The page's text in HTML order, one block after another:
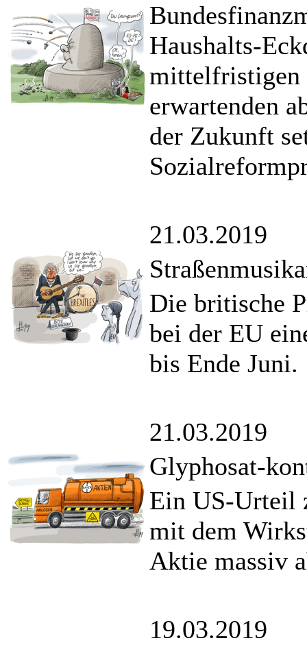
Haushalts-
mittelfristigen
erwartenden
der Zukunft
21.03.2019
Die britische
bei der EU
bis Ende Juni.
21.03.2019
Glyphosat-
Ein US-Urteil
mit dem
Aktie massiv
19.03.2019